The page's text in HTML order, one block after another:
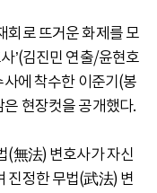
회로 뜨거운 화제를 모
’(김진민 연출/윤현호
에 착수한 이준기(봉
현장컷을 공개했다.
(無法) 변호사가 자신
진정한 무법(武法) 변